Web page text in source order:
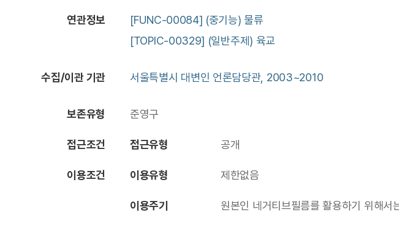
연관정보
[FUNC-00084] (중기능) 물류
[TOPIC-00329] (일반주제) 육교
수집/이관 기관 서울특별시 대변인 언론담당관, 2003~2010
보존유형 준영구
접근조건 접근유형 공개
이용조건 이용유형 제한없음
이용주기 원본인 네거티브필름를 활용하기 위해